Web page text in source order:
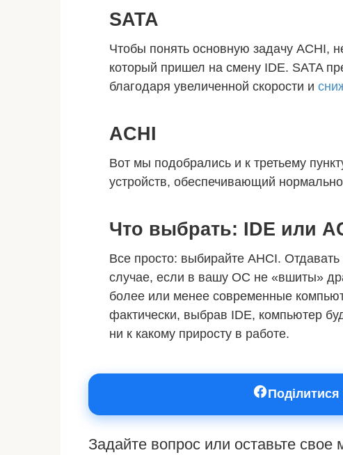
SATA
Чтобы понять основную задачу ACHI,
который пришел на смену IDE. SATA
благодаря увеличенной скорости и
ACHI
Вот мы подобрались и к третьему
устройств, обеспечивающий
Что выбрать: IDE или
Все просто: выбирайте AHCI.
случае, если в вашу ОС не «вшиты»
более или менее современные
фактически, выбрав IDE, компьютер
ни к какому приросту в работе.
Задайте вопрос или оставьте свое